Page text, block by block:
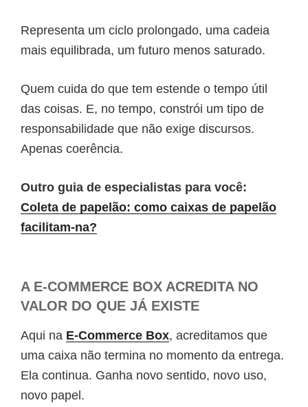
Representa um ciclo prolongado, uma cadeia
mais equilibrada, um futuro menos saturado.
Quem cuida do que tem estende o tempo útil
das coisas. E, no tempo, constrói um tipo de
responsabilidade que não exige discursos.
Apenas coerência.
Outro guia de especialistas para você:
Coleta de papelão: como caixas de papelão
facilitam-na?
A E-COMMERCE BOX ACREDITA NO
VALOR DO QUE JÁ EXISTE
Aqui na E-Commerce Box, acreditamos que
uma caixa não termina no momento da entrega.
Ela continua. Ganha novo sentido, novo uso,
novo papel.